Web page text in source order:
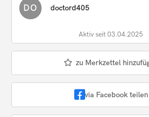
DO doctord405
Aktiv seit 03.04.2025
zu Merkzettel
via Facebook teilen